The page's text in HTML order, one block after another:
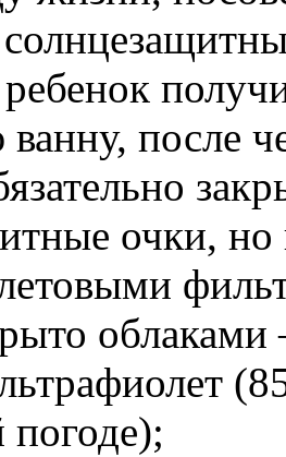
ребенок
после
очки,
облаками